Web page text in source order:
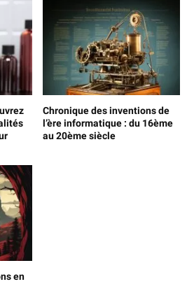
Chronique des inventions de
l’ère informatique : du 16ème
au 20ème siècle
en